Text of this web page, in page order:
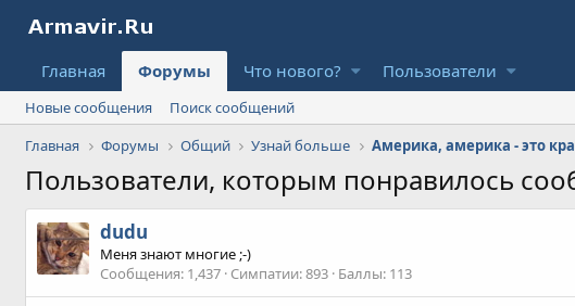
Главная Форумы Что нового? Пользователи
Новые сообщения
Поиск сообщений
Главная
Форумы Общий Узнай больше Америка, америка - это
Пользователи, которым понравилось
dudu
Меня знают многие ;-)
Сообщения 1,437 Симпатии 893 Баллы 113